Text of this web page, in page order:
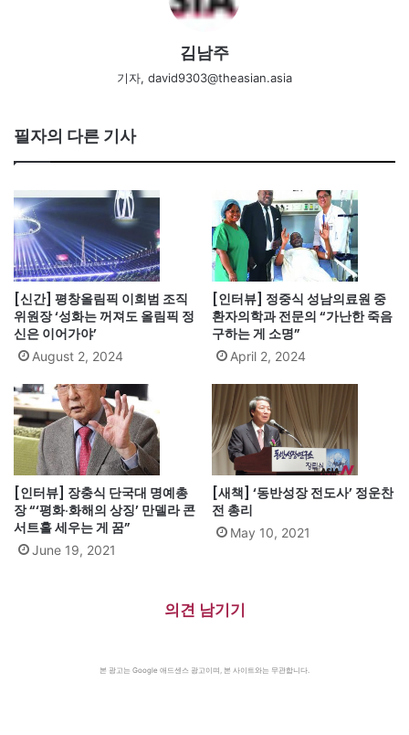
김남주
기자, david9303@theasian.asia
필자의 다른 기사
[신간] 평창올림픽 이희범 조직
위원장 ‘성화는 꺼져도 올림픽 정
신은 이어가야’
August 2, 2024
[인터뷰] 정중식 성남의료원 중
환자의학과 전문의 “가난한 죽음
구하는 게 소명”
April 2, 2024
[인터뷰] 장충식 단국대 명예총
장 “‘평화·화해의 상징’ 만델라 콘
서트홀 세우는 게 꿈”
June 19, 2021
[새책] ‘동반성장 전도사’ 정운찬
전 총리
May 10, 2021
의견 남기기
본 광고는 Google 애드센스 광고이며, 본 사이트와는 무관합니다.